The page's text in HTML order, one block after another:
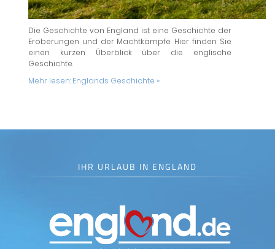
Die Geschichte von England ist eine Geschichte der
Eroberungen und der Machtkämpfe. Hier finden Sie
einen kurzen Überblick über die englische
Geschichte.
Mehr lesen: Englands Geschichte »
IHR URLAUB IN ENGLAND